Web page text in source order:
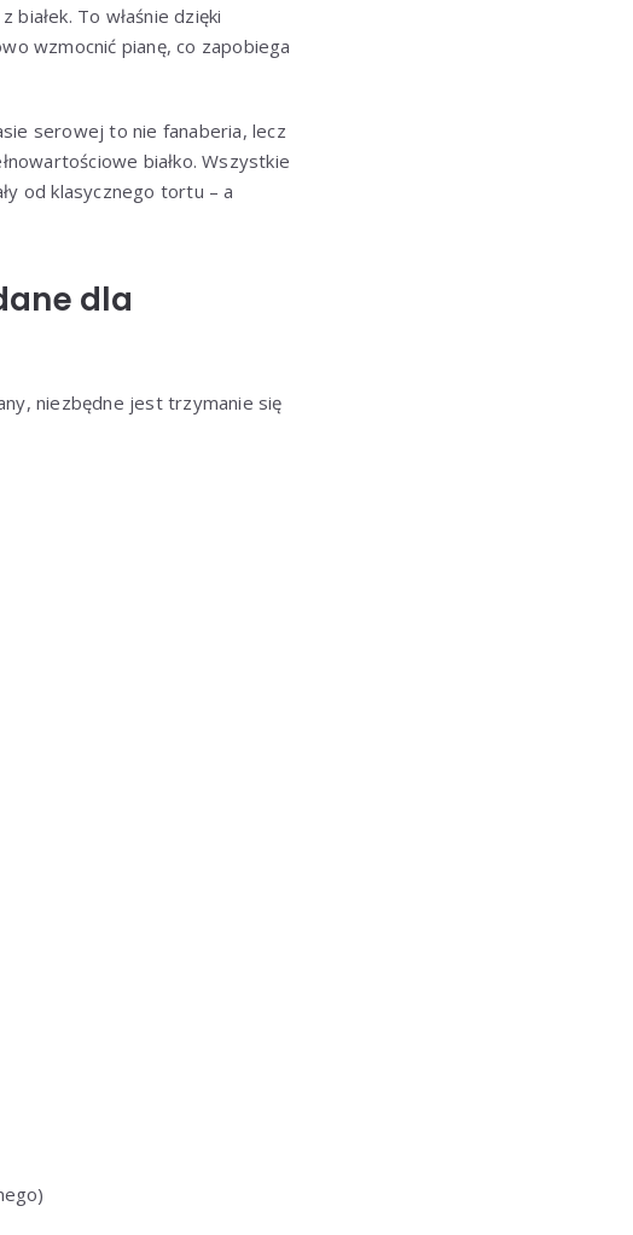
To właśnie dzięki
wzmocnić pianę, co zapobiega
serowej to nie fanaberia, lecz
białko. Wszystkie
od klasycznego tortu – a
dla
niezbędne jest trzymanie się